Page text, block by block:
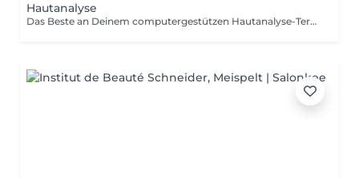
Hautanalyse
Das Beste an Deinem computergestützen Hautanalyse-Termin: Ab einem Produkteinkauf von 80 € ist die professionelle Hautanalyse im Wert von 49 € für Dich kostenlos. Nutze Deinen Termin, um Deine Haut besser kennenzulernen und die perfekt abgestimmten Produkte für Deine individuellen Hautbedürfnisse zu entdecken.